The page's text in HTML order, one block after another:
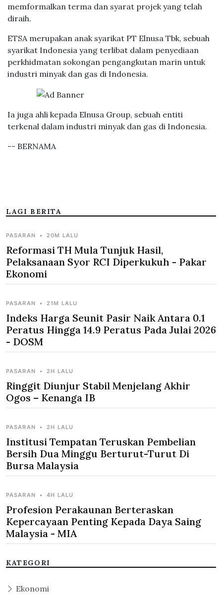
memformalkan terma dan syarat projek yang telah
diraih.
ETSA merupakan anak syarikat PT Elnusa Tbk, sebuah
syarikat Indonesia yang terlibat dalam penyediaan
perkhidmatan sokongan pengangkutan marin untuk
industri minyak dan gas di Indonesia.
Ia juga ahli kepada Elnusa Group, sebuah entiti
terkenal dalam industri minyak dan gas di Indonesia.
-- BERNAMA
LAGI BERITA
PASARAN • 20M LALU
Reformasi TH Mula Tunjuk Hasil,
Pelaksanaan Syor RCI Diperkukuh - Pakar
Ekonomi
PASARAN • 21M LALU
Indeks Harga Seunit Pasir Naik Antara 0.1
Peratus Hingga 14.9 Peratus Pada Julai 2026
- DOSM
PASARAN • 2H LALU
Ringgit Diunjur Stabil Menjelang Akhir
Ogos – Kenanga IB
PASARAN • 2H LALU
Institusi Tempatan Teruskan Pembelian
Bersih Dua Minggu Berturut-Turut Di
Bursa Malaysia
PASARAN • 4H LALU
Profesion Perakaunan Berteraskan
Kepercayaan Penting Kepada Daya Saing
Malaysia - MIA
KATEGORI
Ekonomi